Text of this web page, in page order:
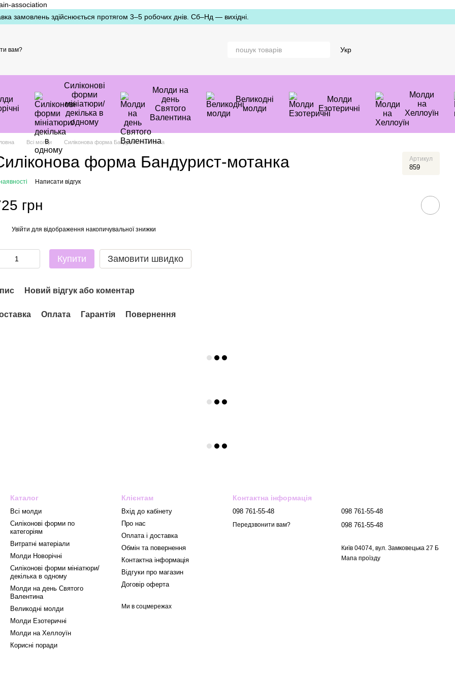
association
замовлень здійснюється протягом 3–5 робочих днів. Сб–Нд — вихідні.
вам? Укр
Силіконові
форми
мініатюри/
декілька в
одному
Молди на
день
Святого
Валентина
Великодні
молди
Молди
Езотеричні
Молди
на
Хеллоуїн
Всі молди Силіконова форма Бандурист-мотанка
форма Бандурист-мотанка Артикул
859
Написати відгук
грн
Увійти для відображення накопичувальної знижки
Купити Замовити швидко
Новий відгук або коментар
Оплата Гарантія Повернення
Каталог
Всі молди
Силіконові форми по
категоріям
Витратні матеріали
Mолди Новорічні
Силіконові форми мініатюри/
декілька в одному
Молди на день Святого
Валентина
Великодні молди
Молди Езотеричні
Молди на Хеллоуїн
Корисні поради
Клієнтам
Вхід до кабінету
Про нас
Оплата і доставка
Обмін та повернення
Контактна інформація
Відгуки про магазин
Договір оферта
Ми в соцмережах
Контактна інформація
098 761-55-48
Передзвонити вам?
098 761-55-48
098 761-55-48
Київ 04074, вул. Замковецька 27 Б
Мапа проїзду